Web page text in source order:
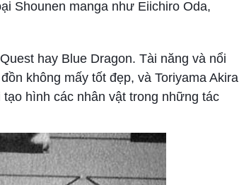
Shounen manga như Eiichiro Oda,
hay Blue Dragon. Tài năng và nổi
không mấy tốt đẹp, và Toriyama Akira
hình các nhân vật trong những tác